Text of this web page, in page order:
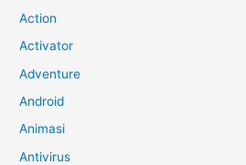
Action
Activator
Adventure
Android
Animasi
Antivirus